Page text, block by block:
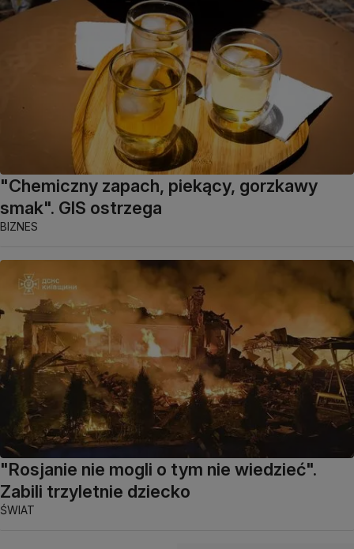
"Chemiczny zapach, piekący, gorzkawy
smak". GIS ostrzega
BIZNES
"Rosjanie nie mogli o tym nie wiedzieć".
Zabili trzyletnie dziecko
ŚWIAT